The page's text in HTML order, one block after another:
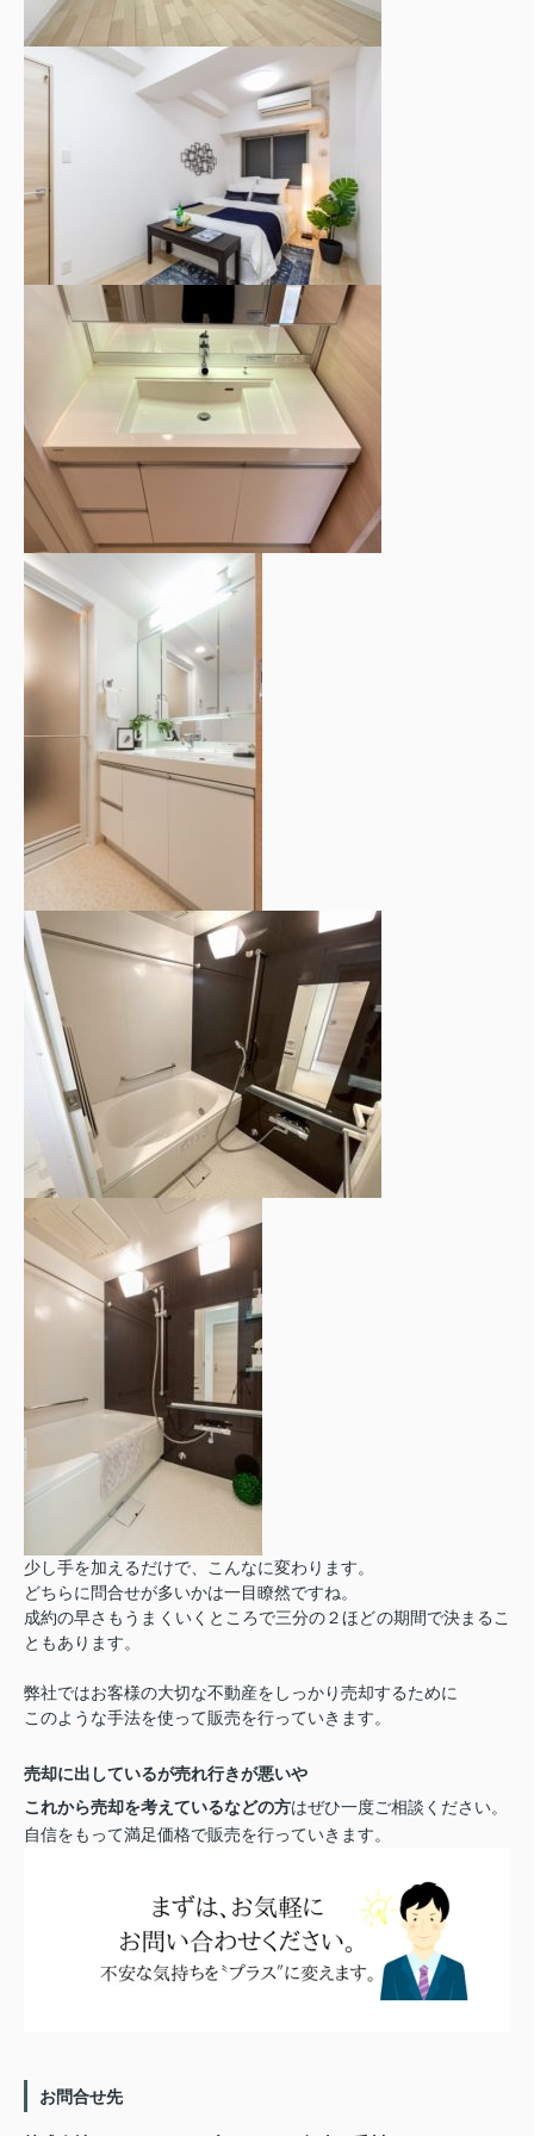
少し手を加えるだけで、こんなに変わります。
どちらに問合せが多いかは一目瞭然ですね。
成約の早さもうまくいくところで三分の２ほどの期間で決まるこ
ともあります。
弊社ではお客様の大切な不動産をしっかり売却するために
このような手法を使って販売を行っていきます。
売却に出しているが売れ行きが悪いや
これから売却を考えているなどの方はぜひ一度ご相談ください。
自信をもって満足価格で販売を行っていきます。
お問合せ先